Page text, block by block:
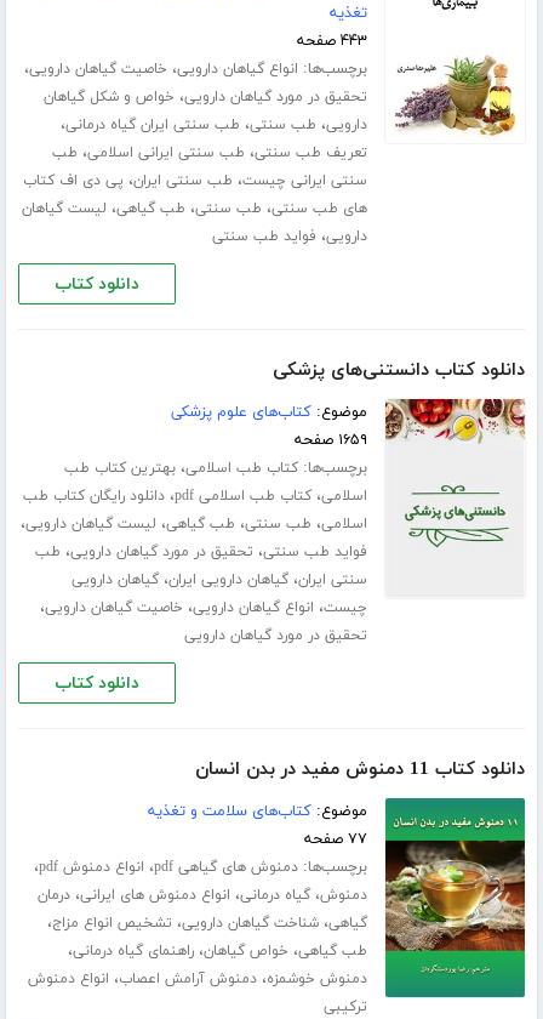
تغذیه
۴۴۳ صفحه
برچسب‌ها: انواع گیاهان دارویی، خاصیت گیاهان دارویی،
تحقیق در مورد گیاهان دارویی، خواص و شکل گیاهان
دارویی، طب سنتی، طب سنتی ایران گیاه درمانی،
تعریف طب سنتی، طب سنتی ایرانی اسلامی، طب
سنتی ایرانی چیست، طب سنتی ایران، پی دی اف کتاب
های طب سنتی، طب سنتی، طب گیاهی، لیست گیاهان
دارویی، فواید طب سنتی
دانلود کتاب
دانلود کتاب دانستنی‌های پزشکی
موضوع:کتاب‌های علوم پزشکی
۱۶۵۹ صفحه
برچسب‌ها:کتاب طب اسلامی،بهترین کتاب طب
اسلامی،کتاب طب اسلامی pdf ،دانلود رایگان کتاب طب
اسلامی، طب سنتی، طب گیاهی، لیست گیاهان دارویی،
فواید طب سنتی، تحقیق در مورد گیاهان دارویی، طب
سنتی ایران،گیاهان دارویی ایران،گیاهان دارویی
چیست، انواع گیاهان دارویی، خاصیت گیاهان دارویی،
تحقیق در مورد گیاهان دارویی
دانلود کتاب
دانلود کتاب 11 دمنوش مفید در بدن انسان
موضوع:کتاب‌های سلامت و تغذیه
۷۷ صفحه
برچسب‌ها:دمنوش های گیاهی pdf ، انواع دمنوش pdf ،
دمنوش،گیاه درمانی، انواع دمنوش های ایرانی،درمان
گیاهی،شناخت گیاهان دارویی، تشخیص انواع مزاج،
طب گیاهی، خواص گیاهان،راهنمای گیاه درمانی،
دمنوش خوشمزه،دمنوش آرامش اعصاب، انواع دمنوش
ترکیبی